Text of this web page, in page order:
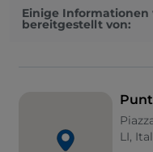
Einige Informationen
bereitgestellt von:
LI,